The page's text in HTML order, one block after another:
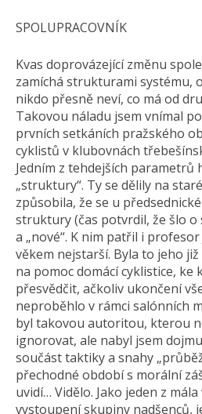
SPOLUPRACOVNÍK
Kvas doprovázející změnu
zamíchá strukturami systému,
nikdo přesně neví, co má od
Takovou náladu jsem vnímal
prvních setkáních pražského
cyklistů v klubovnách
Jedním z tehdejších parametrů
„struktury“. Ty se dělily na
způsobila, že se u
struktury (čas potvrdil, že šlo
a „nové“. K nim patřil i
věkem nejstarší. Byla to jeho
na pomoc domácí cyklistice, ke
přesvědčit, ačkoliv ukončení
neproběhlo v rámci salónních
byl takovou autoritou, kterou
ignorovat, ale nabyl jsem
součást taktiky a snahy
přechodné období s morální
uvidí… Vidělo. Jako jeden z
vystoupení skupiny nadšenců,